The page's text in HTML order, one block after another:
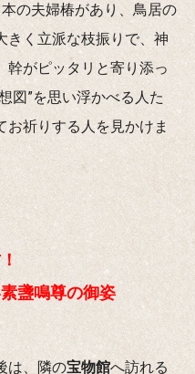
の夫婦椿があり、鳥居の
きく立派な枝振りで、神
幹がピッタリと寄り添っ
図”を思い浮かべる人た
お祈りする人を見かけま
盞鳴尊の御姿
は、隣の宝物館へ訪れる